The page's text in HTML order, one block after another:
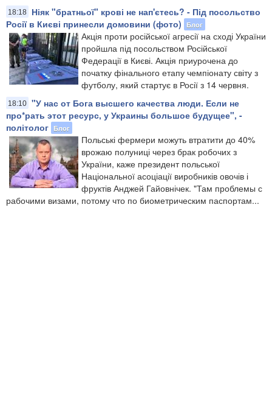
18:18
Ніяк "братньої" крові не нап'єтесь? - Під посольство
Росії в Києві принесли домовини (фото)
Блог
Акція проти російської агресії на сході України
пройшла під посольством Російської
Федерації в Києві. Акція приурочена до
початку фінального етапу чемпіонату світу з
футболу, який стартує в Росії з 14 червня.
18:10 "У нас от Бога высшего качества люди. Если не
про*рать этот ресурс, у Украины большое будущее", -
політолог Блог
Польські фермери можуть втратити до 40%
врожаю полуниці через брак робочих з
України, каже президент польської
Національної асоціації виробників овочів і
фруктів Анджей Гайовнічек. "Там проблемы с
рабочими визами, потому что по биометрическим паспортам...